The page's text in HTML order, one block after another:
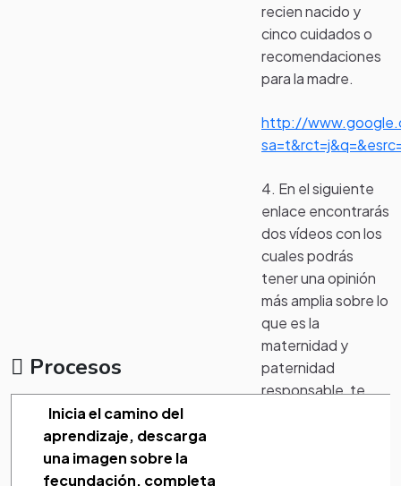
recien nacido y
cinco cuidados o
recomendaciones
para la madre.
http://
4. En el siguiente
enlace encontrarás
dos vídeos con los
cuales podrás
tener una opinión
más amplia sobre lo
que es la
maternidad y
paternidad
responsable, te
Procesos
Inicia el camino del
aprendizaje, descarga
una imagen sobre la
fecundación, completa